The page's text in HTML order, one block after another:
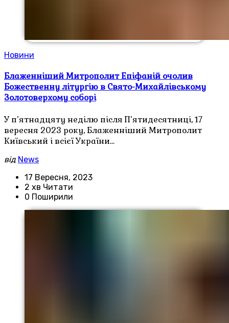
Новини
Блаженніший Митрополит Епіфаній очолив
Божественну літургію в Свято-Михайлівському
Золотоверхому соборі
У п’ятнадцяту неділю після П’ятидесятниці, 17
вересня 2023 року, Блаженніший Митрополит
Київський і всієї України…
від News
17 Вересня, 2023
2 хв Читати
0 Поширили